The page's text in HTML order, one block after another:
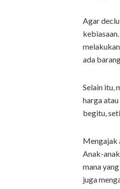
Agar
ada
Selain itu,
harga
begitu,
Mengajak
Anak-
mana
juga